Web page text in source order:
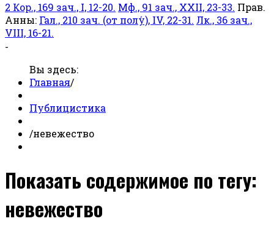
2 Кор., 169 зач., I, 12-20. Мф., 91 зач., XXII, 23-33. Прав.
Анны: Гал., 210 зач. (от полу́), IV, 22-31. Лк., 36 зач.,
VIII, 16-21.
-
Вы здесь:
Главная/
Публицистика
/невежество
Показать содержимое по тегу:
невежество